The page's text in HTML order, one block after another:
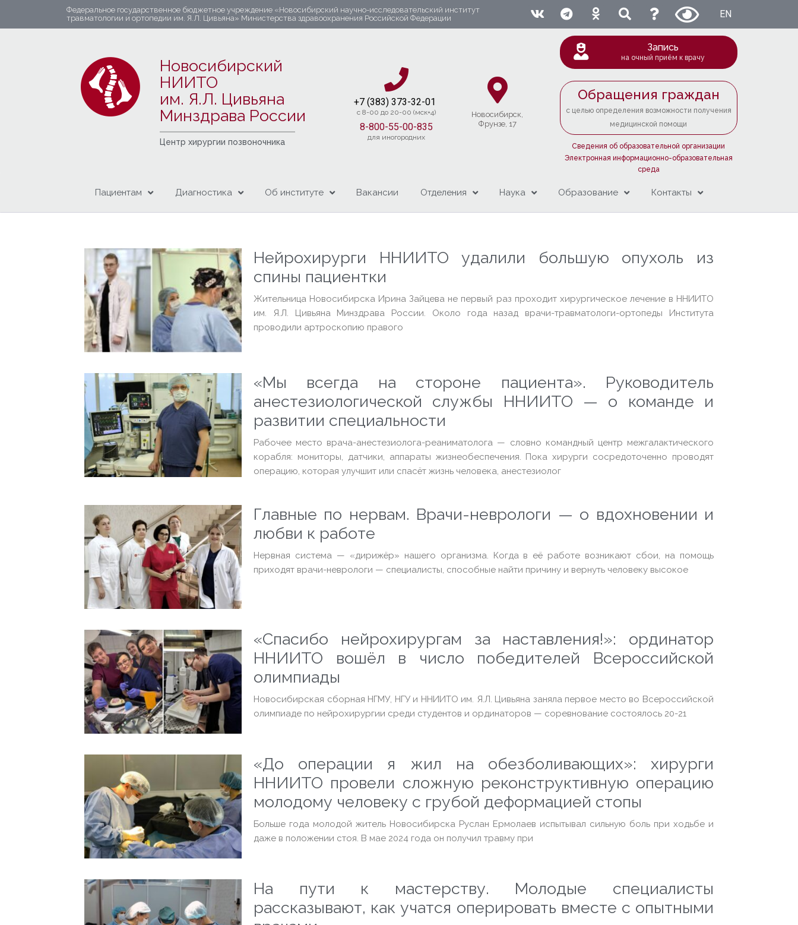
Федеральное государственное бюджетное учреждение «Новосибирский научно-исследовательский институт
травматологии и ортопедии им. Я.Л. Цивьяна» Министерства здравоохранения Российской Федерации
EN
Новосибирский
НИИТО
им. Я.Л. Цивьяна
Минздрава России
Центр хирургии позвоночника
+7 (383) 373-32-01​
c 8-00 до 20-00 (мск+4)
8-800-55-00-835
для иногородних
Новосибирcк,
Фрунзе, 17
Запись
на очный приём к врачу
Обращения граждан
с целью определения возможности получения
медицинской помощи
Сведения об образовательной организации
Электронная информационно-образовательная
среда
Пациентам Диагностика Об институте Вакансии Отделения Наука Образование Контакты
Нейрохирурги ННИИТО удалили большую опухоль из
спины пациентки
Жительница Новосибирска Ирина Зайцева не первый раз проходит хирургическое лечение в ННИИТО
им. Я.Л. Цивьяна Минздрава России. Около года назад врачи-травматологи-ортопеды Института
проводили артроскопию правого
«Мы всегда на стороне пациента». Руководитель
анестезиологической службы ННИИТО — о команде и
развитии специальности
Рабочее место врача-анестезиолога-реаниматолога — словно командный центр межгалактического
корабля: мониторы, датчики, аппараты жизнеобеспечения. Пока хирурги сосредоточенно проводят
операцию, которая улучшит или спасёт жизнь человека, анестезиолог
Главные по нервам. Врачи-неврологи — о вдохновении и
любви к работе
Нервная система — «дирижёр» нашего организма. Когда в её работе возникают сбои, на помощь
приходят врачи-неврологи — специалисты, способные найти причину и вернуть человеку высокое
«Спасибо нейрохирургам за наставления!»: ординатор
ННИИТО вошёл в число победителей Всероссийской
олимпиады
Новосибирская сборная НГМУ, НГУ и ННИИТО им. Я.Л. Цивьяна заняла первое место во Всероссийской
олимпиаде по нейрохирургии среди студентов и ординаторов — соревнование состоялось 20-21
«До операции я жил на обезболивающих»: хирурги
ННИИТО провели сложную реконструктивную операцию
молодому человеку с грубой деформацией стопы
Больше года молодой житель Новосибирска Руслан Ермолаев испытывал сильную боль при ходьбе и
даже в положении стоя. В мае 2024 года он получил травму при
На пути к мастерству. Молодые специалисты
рассказывают, как учатся оперировать вместе с опытными